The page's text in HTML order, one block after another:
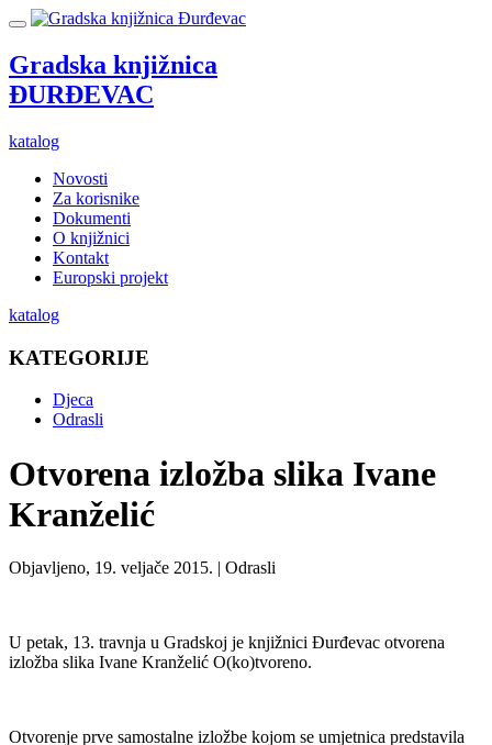
Gradska knjižnica
ĐURĐEVAC
katalog
Novosti
Za korisnike
Dokumenti
O knjižnici
Kontakt
Europski projekt
katalog
KATEGORIJE
Djeca
Odrasli
Otvorena izložba slika Ivane
Kranželić
Objavljeno, 19. veljače 2015. | Odrasli
U petak, 13. travnja u Gradskoj je knjižnici Đurđevac otvorena
izložba slika Ivane Kranželić O(ko)tvoreno.
Otvorenje prve samostalne izložbe kojom se umjetnica predstavila